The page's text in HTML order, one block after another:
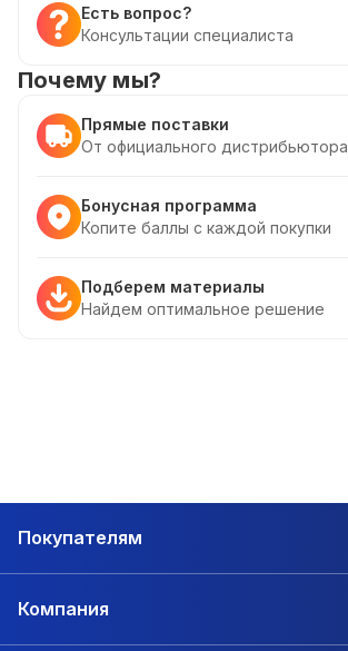
Есть вопрос?
Консультации специалиста
Почему мы?
Прямые поставки
От официального дистрибьютора
Бонусная программа
Копите баллы с каждой покупки
Подберем материалы
Найдем оптимальное решение
Покупателям
Компания